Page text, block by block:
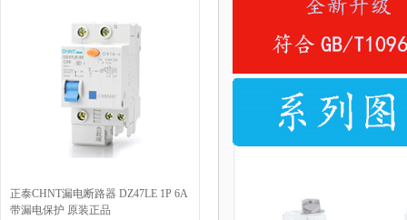
正泰CHNT漏电断路器 DZ47LE 1P 6A
带漏电保护 原装正品